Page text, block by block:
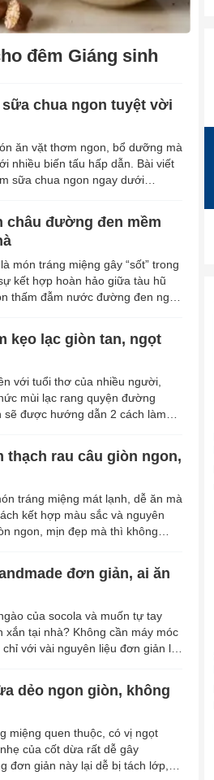
đêm Giáng sinh
chua ngon tuyệt vời
ăn vặt thơm ngon, bổ dưỡng mà
nhiều biến tấu hấp dẫn. Bài viết
sữa chua ngon ngay dưới
châu đường đen mềm
món tráng miệng gây “sốt” trong
kết hợp hoàn hảo giữa tàu hũ
thấm đẫm nước đường đen ngọt
kẹo lạc giòn tan, ngọt
với tuổi thơ của nhiều người,
mùi lạc rang quyện đường
sẽ được hướng dẫn 2 cách làm
thạch rau câu giòn ngon,
tráng miệng mát lạnh, dễ ăn mà
kết hợp màu sắc và nguyên
ngon, mịn đẹp mà thì không
đơn giản, ai ăn
của socola và muốn tự tay
xắn tại nhà? Không cần máy móc
với vài nguyên liệu đơn giản là
dẻo ngon giòn, không
miệng quen thuộc, có vị ngọt
của cốt dừa rất dễ gây
đơn giản này lại dễ bị tách lớp,